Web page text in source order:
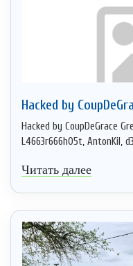
Hacked by
Hacked by CoupDeGrace
L4663r666h05t, AntonKil,
Читать далее